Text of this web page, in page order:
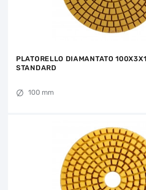
PLATORELLO DIAMANTATO
STANDARD
100 mm